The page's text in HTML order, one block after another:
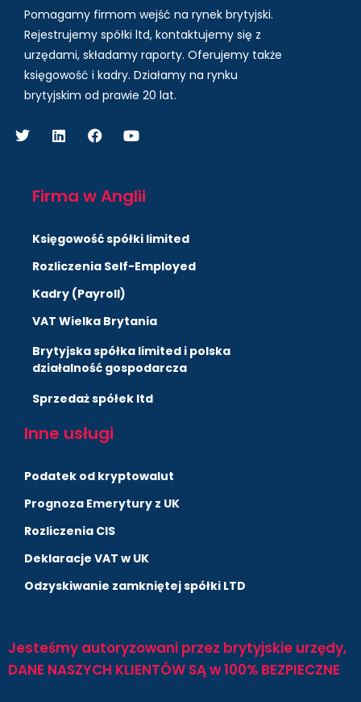
Pomagamy firmom wejść na rynek brytyjski.
Rejestrujemy spółki ltd, kontaktujemy się z
urzędami, składamy raporty. Oferujemy także
księgowość i kadry. Działamy na rynku
brytyjskim od prawie 20 lat.
Firma w Anglii
Księgowość spółki limited
Rozliczenia Self-Employed
Kadry (Payroll)
VAT Wielka Brytania
Brytyjska spółka limited i polska
działalność gospodarcza
Sprzedaż spółek ltd
Inne usługi
Podatek od kryptowalut
Prognoza Emerytury z UK
Rozliczenia CIS
Deklaracje VAT w UK
Odzyskiwanie zamkniętej spółki LTD
Jesteśmy autoryzowani przez brytyjskie urzędy,
DANE NASZYCH KLIENTÓW SĄ w 100% BEZPIECZNE